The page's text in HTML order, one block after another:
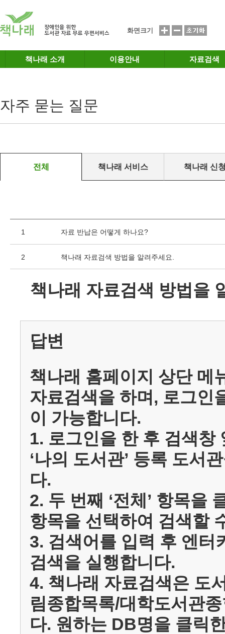
화면크기
책나래 소개 이용안내 자료검색
자주 묻는 질문
전체 책나래 서비스 책나래 신
1 자료 반납은 어떻게 하나요?
2 책나래 자료검색 방법을 알려주세요.
책나래 자료검색 방법을
답변
책나래 홈페이지 상단 메
자료검색을 하며, 로그인
이 가능합니다.
1. 로그인을 한 후 검색창
‘나의 도서관’ 등록 도서
다.
2. 두 번째 ‘전체’ 항목을
항목을 선택하여 검색할
3. 검색어를 입력 후 엔터
검색을 실행합니다.
4. 책나래 자료검색은 도
림종합목록/대학도서관
다. 원하는 DB명을 클릭